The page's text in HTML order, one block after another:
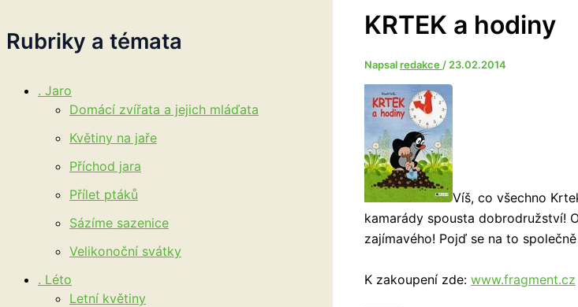
Rubriky a témata
. Jaro
Domácí zvířata a jejich mláďata
Květiny na jaře
Příchod jara
Přílet ptáků
Sázíme sazenice
Velikonoční svátky
. Léto
Letní květiny
KRTEK a hodiny
Napsalredakce / 23.02.2014
Víš, co všechno
kamarády spousta dobrodružství!
zajímavého! Pojď se na to
K zakoupení zde: www.fragment.cz